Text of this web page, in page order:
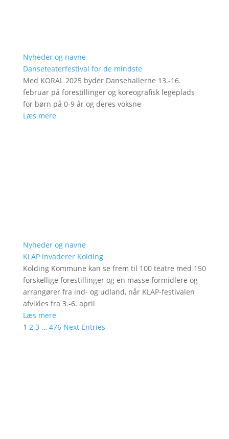
Nyheder og navne
Danseteaterfestival for de mindste
Med KORAL 2025 byder Dansehallerne 13.-16.
februar på forestillinger og koreografisk legeplads
for børn på 0-9 år og deres voksne
Læs mere
Nyheder og navne
KLAP invaderer Kolding
Kolding Kommune kan se frem til 100 teatre med 150
forskellige forestillinger og en masse formidlere og
arrangører fra ind- og udland, når KLAP-festivalen
afvikles fra 3.-6. april
Læs mere
1 2 3 … 476 Next Entries